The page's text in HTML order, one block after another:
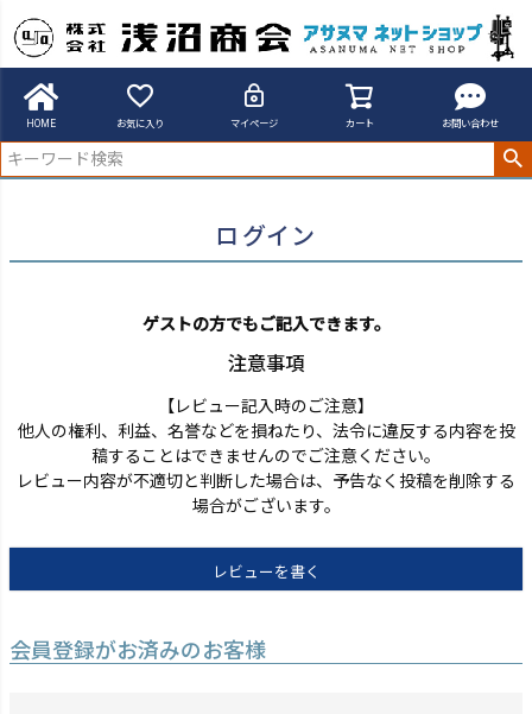
HOME お気に入り マイページ カート お問い合わせ
アサヌマネットショップ
ログイン
ゲストの方でもご記入できます。
注意事項
【レビュー記入時のご注意】
他人の権利、利益、名誉などを損ねたり、法令に違反する内容を投
稿することはできませんのでご注意ください。
レビュー内容が不適切と判断した場合は、予告なく投稿を削除する
場合がございます。
レビューを書く
会員登録がお済みのお客様